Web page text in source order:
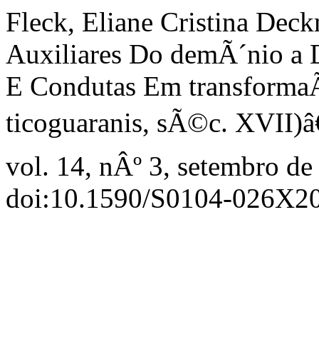
Fleck, Eliane Cristina
Auxiliares Do demÃ´nio a
E Condutas Em
ticoguaranis, sÃ©c.
vol. 14, nÂº 3, setembro
doi:10.1590/S0104-